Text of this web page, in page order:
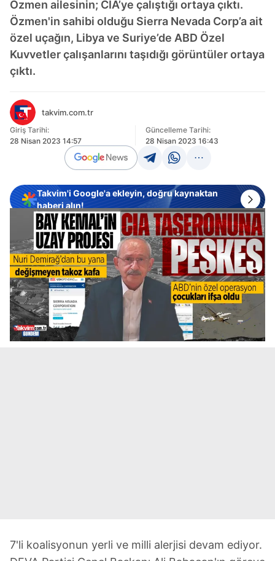
Özmen ailesinin; CIA’ye çalıştığı ortaya çıktı.
Özmen'in sahibi olduğu Sierra Nevada Corp’a ait
özel uçağın, Libya ve Suriye’de ABD Özel
Kuvvetler çalışanlarını taşıdığı görüntüler ortaya
çıktı.
takvim.com.tr
Giriş Tarihi:
28 Nisan 2023 14:57
Güncelleme Tarihi:
28 Nisan 2023 16:43
Takvim'i Google'a ekleyin, doğru kaynaktan
haberi alın!
7'li koalisyonun yerli ve milli alerjisi devam ediyor.